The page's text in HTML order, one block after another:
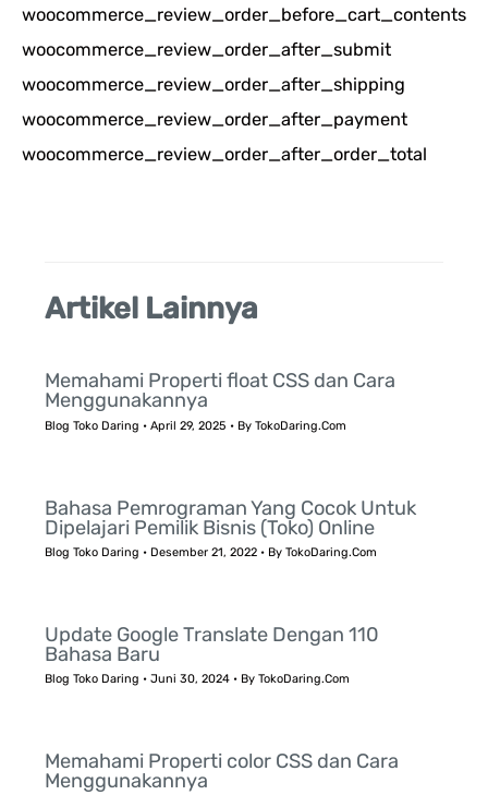
i
u
n
t
u
woocommerce_review_order_before_cart_contents
woocommerce_review_order_after_submit
woocommerce_review_order_after_shipping
woocommerce_review_order_after_payment
woocommerce_review_order_after_order_total
Artikel Lainnya
Memahami Properti float CSS dan Cara
Menggunakannya
Blog Toko Daring •April 29, 2025 • ByTokoDaring.Com
Bahasa Pemrograman Yang Cocok Untuk
Dipelajari Pemilik Bisnis (Toko) Online
Blog Toko Daring • Desember 21, 2022 • ByTokoDaring.Com
Update Google Translate Dengan 110
Bahasa Baru
Blog Toko Daring •Juni 30, 2024 • ByTokoDaring.Com
Memahami Properti color CSS dan Cara
Menggunakannya